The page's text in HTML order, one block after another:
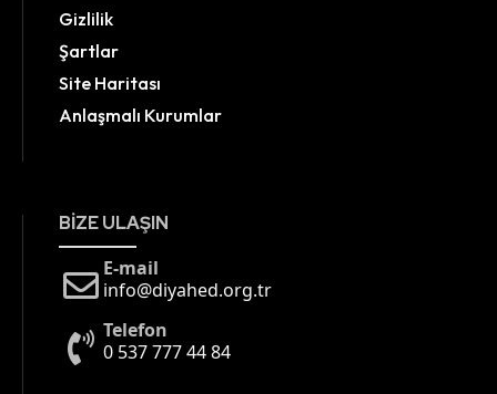
Gizlilik
Şartlar
Site Haritası
Anlaşmalı Kurumlar
BIZE ULAŞIN
E-mail
info@diyahed.org.tr
Telefon
0 537 777 44 84